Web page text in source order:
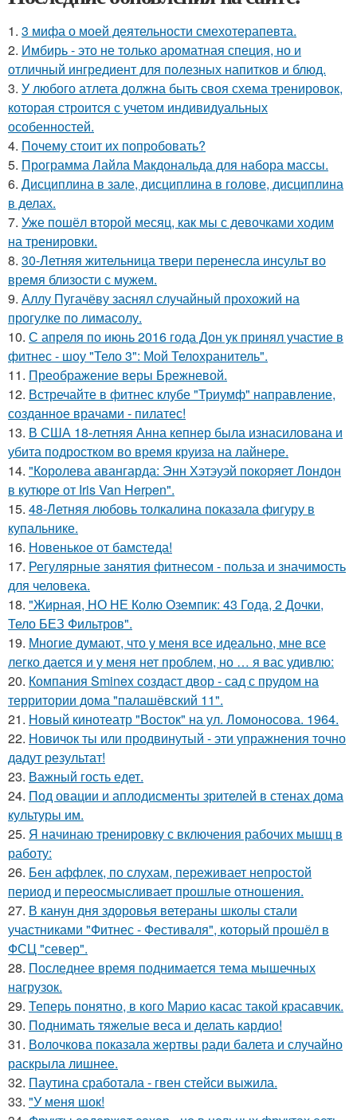
1. 3 мифа о моей деятельности смехотерапевта.
2. Имбирь - это не только ароматная специя, но и
отличный ингредиент для полезных напитков и блюд.
3. У любого атлета должна быть своя схема тренировок,
которая строится с учетом индивидуальных
особенностей.
4. Почему стоит их попробовать?
5. Программа Лайла Макдональда для набора массы.
6. Дисциплина в зале, дисциплина в голове, дисциплина
в делах.
7. Уже пошёл второй месяц, как мы с девочками ходим
на тренировки.
8. 30-Летняя жительница твери перенесла инсульт во
время близости с мужем.
9. Аллу Пугачёву заснял случайный прохожий на
прогулке по лимасолу.
10. С апреля по июнь 2016 года Дон ук принял участие в
фитнес - шоу "Тело 3": Мой Телохранитель".
11. Преображение веры Брежневой.
12. Встречайте в фитнес клубе "Триумф" направление,
созданное врачами - пилатес!
13. В США 18-летняя Анна кепнер была изнасилована и
убита подростком во время круиза на лайнере.
14. "Королева авангарда: Энн Хэтэуэй покоряет Лондон
в кутюре от Iris Van Herpen".
15. 48-Летняя любовь толкалина показала фигуру в
купальнике.
16. Новенькое от бамстеда!
17. Регулярные занятия фитнесом - польза и значимость
для человека.
18. "Жирная, НО НЕ Колю Оземпик: 43 Года, 2 Дочки,
Тело БЕЗ Фильтров".
19. Многие думают, что у меня все идеально, мне все
легко дается и у меня нет проблем, но … я вас удивлю:
20. Компания Sminex создаст двор - сад с прудом на
территории дома "палашёвский 11".
21. Новый кинотеатр "Восток" на ул. Ломоносова. 1964.
22. Новичок ты или продвинутый - эти упражнения точно
дадут результат!
23. Важный гость едет.
24. Под овации и аплодисменты зрителей в стенах дома
культуры им.
25. Я начинаю тренировку с включения рабочих мышц в
работу:
26. Бен аффлек, по слухам, переживает непростой
период и переосмысливает прошлые отношения.
27. В канун дня здоровья ветераны школы стали
участниками "Фитнес - Фестиваля", который прошёл в
ФСЦ "север".
28. Последнее время поднимается тема мышечных
нагрузок.
29. Теперь понятно, в кого Марио касас такой красавчик.
30. Поднимать тяжелые веса и делать кардио!
31. Волочкова показала жертвы ради балета и случайно
раскрыла лишнее.
32. Паутина сработала - гвен стейси выжила.
33. "У меня шок!